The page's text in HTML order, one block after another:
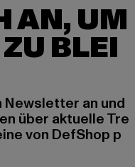
AN, UM
BLEI
an und
über aktuelle Tre
von DefShop p